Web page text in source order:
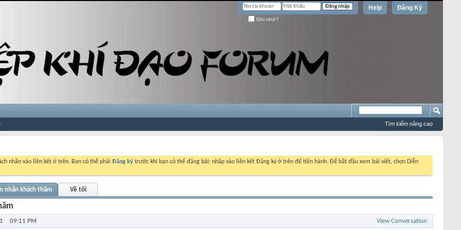
Đăng Ký
Help
Ghi nhớ?
Tìm kiếm nâng cao
nhấn vào liên kết ở trên. Bạn có thể phải Đăng ký trước khi bạn có thể đăng bài: nhấp vào liên kết Đăng ký ở trên để tiến hành. Để bắt đầu xem bài viết, chọn Diễn
nhắn khách thăm Về tôi
09:11 PM View Conversation